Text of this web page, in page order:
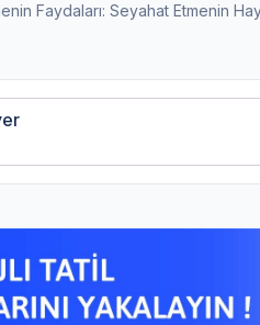
Faydaları: Seyahat Etmenin